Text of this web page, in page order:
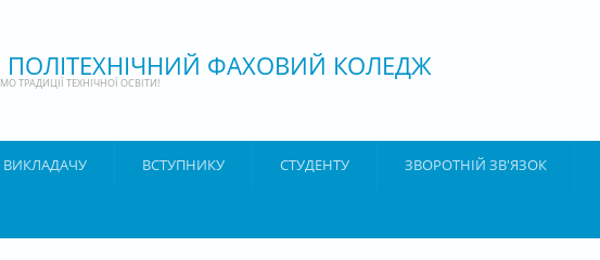
ПОЛІТЕХНІЧНИЙ ФАХОВИЙ КОЛЕДЖ
ТРАДИЦІЇ ТЕХНІЧНОЇ ОСВІТИ!
ВИКЛАДАЧУ ВСТУПНИКУ СТУДЕНТУ ЗВОРОТНІЙ ЗВ'ЯЗОК